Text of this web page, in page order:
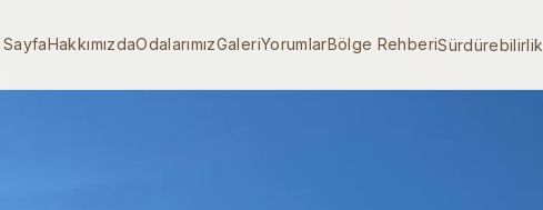
HakkımızdaOdalarımızGaleriYorumlarBölge RehberiSürdürebilirlik